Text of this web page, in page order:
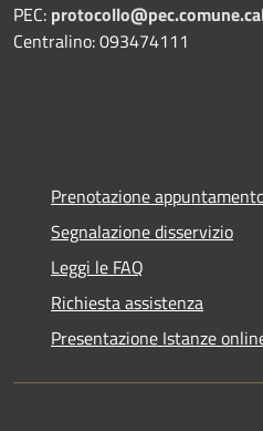
PEC:
Centralino: 093474111
Prenotazione
Segnalazione disservizio
Leggi le FAQ
Richiesta assistenza
Presentazione Istanze